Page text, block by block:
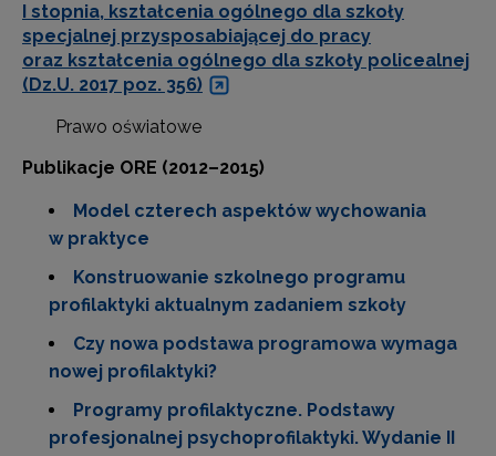
I stopnia, kształcenia ogólnego dla szkoły
specjalnej przysposabiającej do pracy
oraz kształcenia ogólnego dla szkoły policealnej
(Dz.U. 2017 poz. 356)
Prawo oświatowe
Publikacje ORE (2012–2015)
Model czterech aspektów wychowania
w praktyce
Konstruowanie szkolnego programu
profilaktyki aktualnym zadaniem szkoły
Czy nowa podstawa programowa wymaga
nowej profilaktyki?
Programy profilaktyczne. Podstawy
profesjonalnej psychoprofilaktyki. Wydanie II